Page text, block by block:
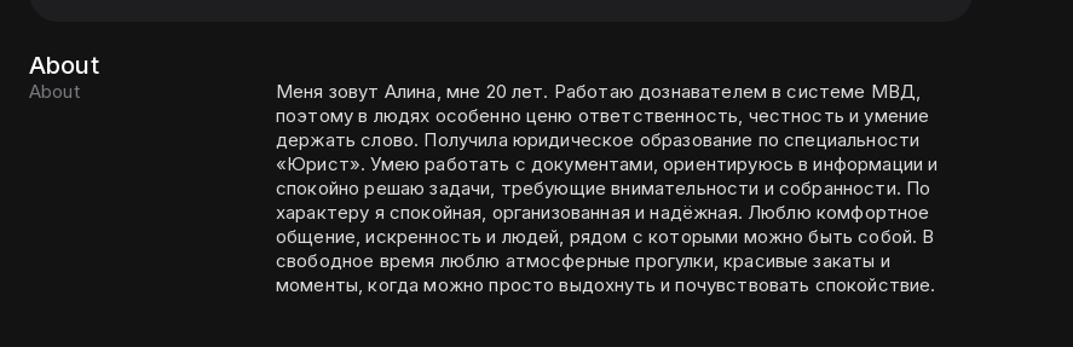
About
About
Меня зовут Алина, мне 20 лет. Работаю дознавателем в системе МВД,
поэтому в людях особенно ценю ответственность, честность и умение
держать слово. Получила юридическое образование по специальности
«Юрист». Умею работать с документами, ориентируюсь в информации и
спокойно решаю задачи, требующие внимательности и собранности. По
характеру я спокойная, организованная и надёжная. Люблю комфортное
общение, искренность и людей, рядом с которыми можно быть собой. В
свободное время люблю атмосферные прогулки, красивые закаты и
моменты, когда можно просто выдохнуть и почувствовать спокойствие.